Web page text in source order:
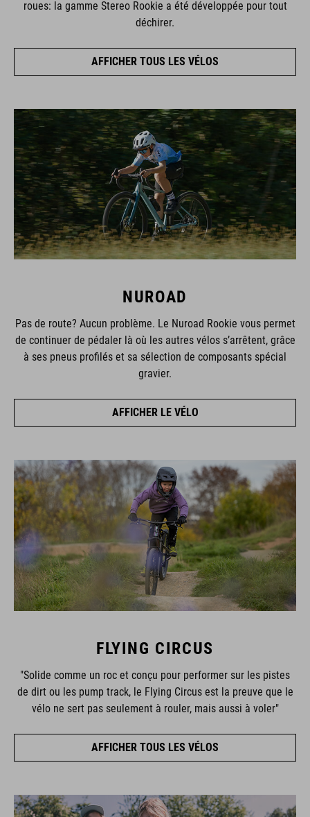
roues: la gamme Stereo Rookie a été développée pour tout
déchirer.
AFFICHER TOUS LES VÉLOS
NUROAD
Pas de route? Aucun problème. Le Nuroad Rookie vous permet
de continuer de pédaler là où les autres vélos s’arrêtent, grâce
à ses pneus profilés et sa sélection de composants spécial
gravier.
AFFICHER LE VÉLO
FLYING CIRCUS
"Solide comme un roc et conçu pour performer sur les pistes
de dirt ou les pump track, le Flying Circus est la preuve que le
vélo ne sert pas seulement à rouler, mais aussi à voler"
AFFICHER TOUS LES VÉLOS